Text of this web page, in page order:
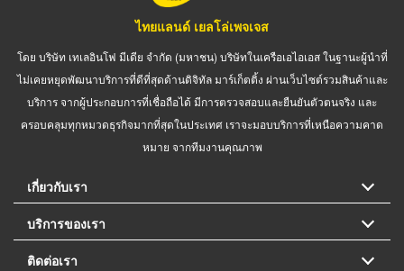
ไทยแลนด์ เยลโล่เพจเจส
โดย บริษัท เทเลอินโฟ มีเดีย จำกัด (มหาชน) บริษัทในเครือเอไอเอส ในฐานะผู้นำที่
ไม่เคยหยุดพัฒนาบริการที่ดีที่สุดด้านดิจิทัล มาร์เก็ตติ้ง ผ่านเว็บไซต์รวมสินค้าและ
บริการ จากผู้ประกอบการที่เชื่อถือได้ มีการตรวจสอบและยืนยันตัวตนจริง และ
ครอบคลุมทุกหมวดธุรกิจมากที่สุดในประเทศ เราจะมอบบริการที่เหนือความคาด
หมาย จากทีมงานคุณภาพ
เกี่ยวกับเรา
บริการของเรา
ติดต่อเรา